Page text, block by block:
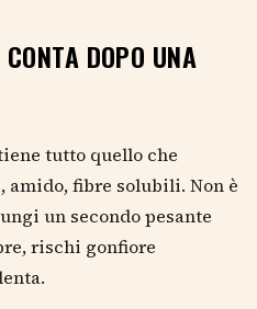
DOPO UNA
tutto quello che
amido, fibre solubili. Non è
un secondo pesante
rischi gonfiore